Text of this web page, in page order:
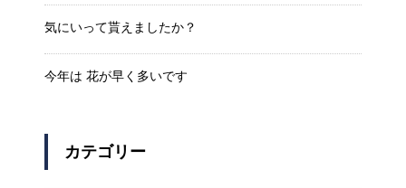
気にいって貰えましたか？
今年は 花が早く多いです
カテゴリー